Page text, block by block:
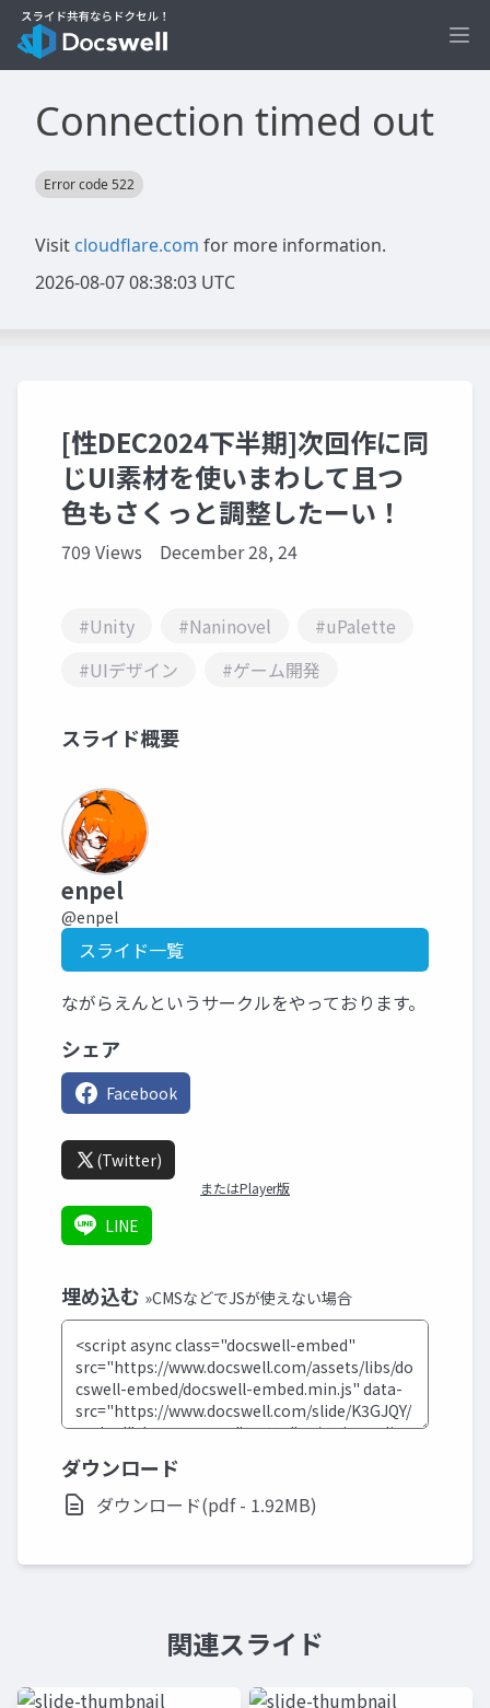
[性DEC2024下半期]次回作に同
じUI素材を使いまわして且つ
色もさくっと調整したーい！
709 Views December 28, 24
#Unity #Naninovel
#uPalette
#UIデザイン
#ゲーム開発
スライド概要
enpel
@enpel
スライド一覧
ながらえんというサークルをやっております。
シェア
Facebook
(Twitter)
またはPlayer版
LINE
埋め込む »CMSなどでJSが使えない場合
ダウンロード
ダウンロード(pdf - 1.92MB)
関連スライド